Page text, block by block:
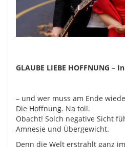
GLAUBE LIEBE HOFFNUNG –
– und wer muss am Ende
Die Hoffnung. Na toll.
Obacht! Solch negative Sicht
Amnesie und Übergewicht.
Denn die Welt erstrahlt ganz